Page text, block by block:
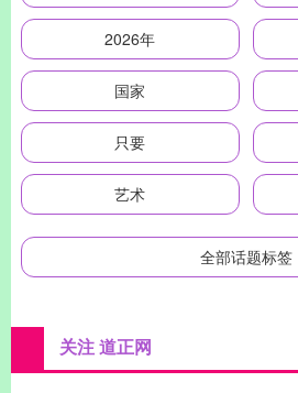
2026年
国家
只要
艺术
全部话题标签
关注 道正网